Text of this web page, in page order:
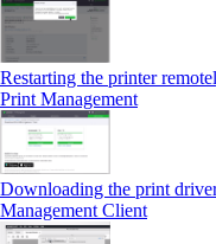
Restarting the printer
Print Management
Downloading the print
Management Client